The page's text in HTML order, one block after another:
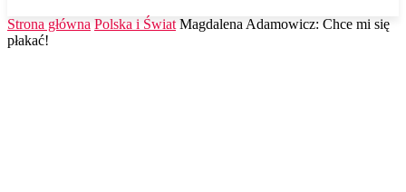
Strona główna Polska i Świat Magdalena Adamowicz: Chce mi się
płakać!